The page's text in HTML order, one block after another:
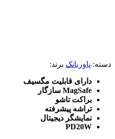
دسته: پاوربانک برند:
دارای قابلیت مگسیف
MagSafe سازگار
براکت تاشو
تراشه پیشرفته
نمایشگر دیجیتال
PD20W